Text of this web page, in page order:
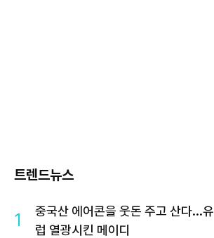
트렌드뉴스
1
중국산 에어콘을 웃돈 주고 산다...유
럽 열광시킨 메이디